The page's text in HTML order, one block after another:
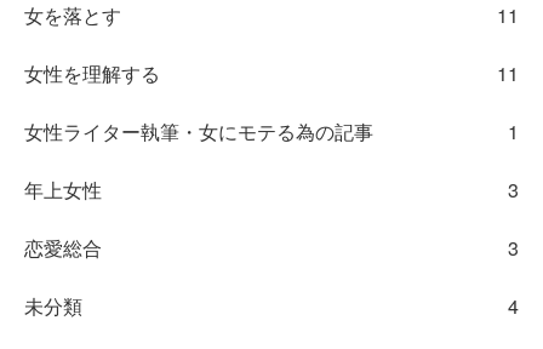
女を落とす 11
女性を理解する 11
女性ライター執筆・女にモテる為の記事 1
年上女性 3
恋愛総合 3
未分類 4